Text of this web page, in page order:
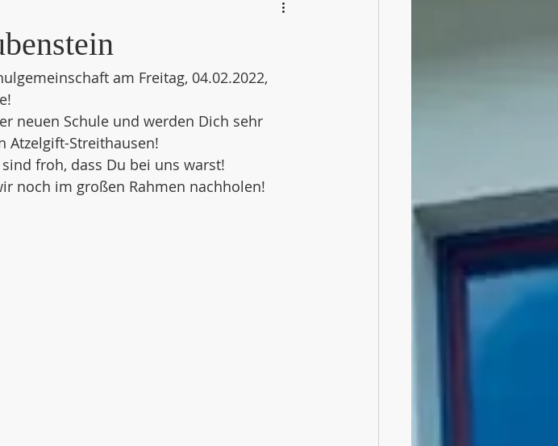
am Freitag, 04.02.2022,
neuen Schule und werden Dich sehr
Atzelgift-Streithausen!
froh, dass Du bei uns warst!
noch im großen Rahmen nachholen!